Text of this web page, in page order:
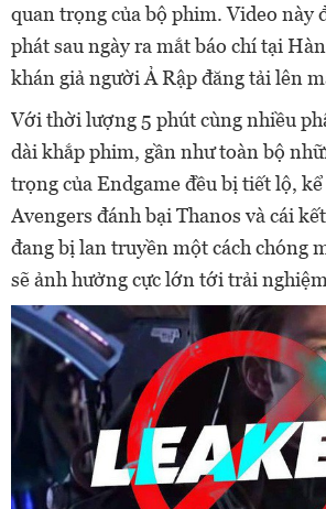
quan trọng của bộ phim. Video này
phát sau ngày ra mắt báo chí tại
khán giả người Ả Rập đăng tải lên
Với thời lượng 5 phút cùng nhiều
dài khắp phim, gần như toàn bộ
trọng của Endgame đều bị tiết lộ, kể
Avengers đánh bại Thanos và cái
đang bị lan truyền một cách chóng
sẽ ảnh hưởng cực lớn tới trải